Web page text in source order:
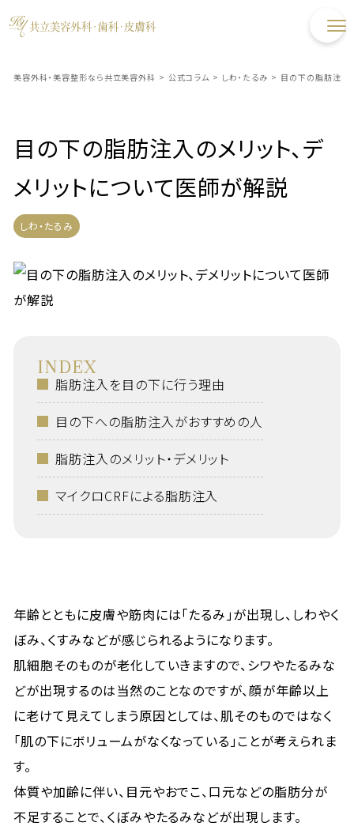
美容外科・美容整形なら共立美容外科 > 公式コラム > しわ・たるみ > 目の下の脂肪注入
目の下の脂肪注入のメリット、デ
メリットについて医師が解説
しわ・たるみ
INDEX
脂肪注入を目の下に行う理由
目の下への脂肪注入がおすすめの人
脂肪注入のメリット・デメリット
マイクロCRFによる脂肪注入
年齢とともに皮膚や筋肉には「たるみ」が出現し、しわやく
ぼみ、くすみなどが感じられるようになります。
肌細胞そのものが老化していきますので、シワやたるみな
どが出現するのは当然のことなのですが、顔が年齢以上
に老けて見えてしまう原因としては、肌そのものではなく
「肌の下にボリュームがなくなっている」ことが考えられま
す。
体質や加齢に伴い、目元やおでこ、口元などの脂肪分が
不足することで、くぼみやたるみなどが出現します。